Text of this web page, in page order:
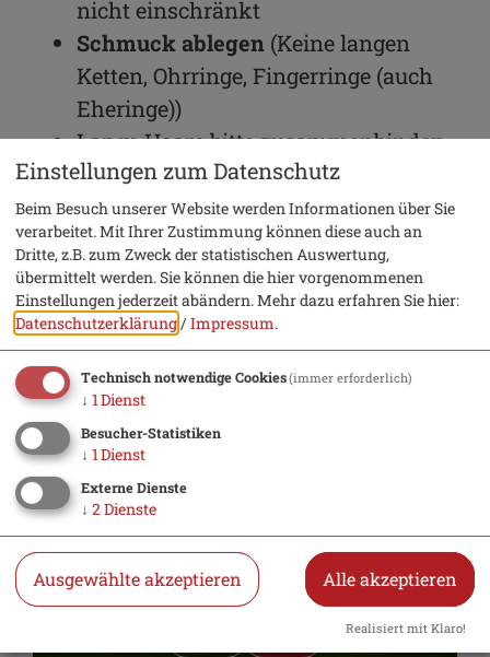
nicht einschränkt
Schmuck ablegen (Keine langen
Ketten, Ohrringe, Fingerringe (auch
Eheringe))
Lange Haare bitte zusammenbinden
An unserem Kiosk könnt Ihr
Flaschengetränke, Eis und Riegel
erwerben. WeitereBrotzeitmüssten
Ihr bitte selbst mitbringen.
YouTube-Video
Möchten Sie von „YouTube“ bereitgestellte externe
Inhalte laden?
Einstellungen zum Datenschutz
Beim Besuch unserer Website werden Informationen über Sie
verarbeitet. Mit Ihrer Zustimmung können diese auch an
Dritte, z.B. zum Zweck der statistischen Auswertung,
übermittelt werden. Sie können die hier vorgenommenen
Einstellungen jederzeit abändern.Mehr dazu erfahren Sie hier:
Datenschutzerklärung/Impressum.
Technisch notwendige Cookies(immer erforderlich)
↓ 1Dienst
Besucher-Statistiken
↓ 1Dienst
Externe Dienste
↓ 2 Dienste
Ausgewählte akzeptieren Alle akzeptieren
Realisiert mit Klaro!